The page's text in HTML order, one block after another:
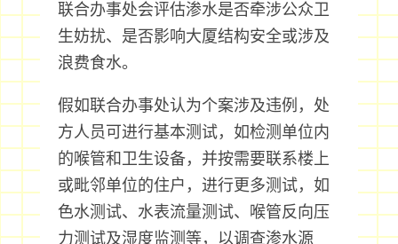
联合办事处会评估渗水是否牵涉公众卫
生妨扰、是否影响大厦结构安全或涉及
浪费食水。
假如联合办事处认为个案涉及违例，处
方人员可进行基本测试，如检测单位内
的喉管和卫生设备，并按需要联系楼上
或毗邻单位的住户，进行更多测试，如
色水测试、水表流量测试、喉管反向压
力测试及湿度监测等，以调查渗水源